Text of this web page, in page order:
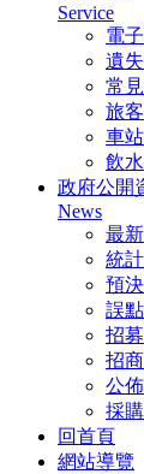
Service
電
遺
常
旅
車
飲
政府公開
News
最
統
預
誤
招
招
公
採
回首頁
網站導覽